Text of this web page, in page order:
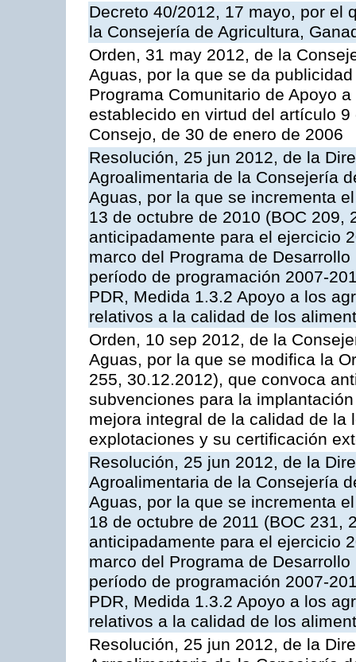
Decreto 40/2012, 17 mayo, por el
la Consejería de Agricultura,
Orden, 31 may 2012, de la
Aguas, por la que se da
Programa Comunitario de Apoyo
establecido en virtud del artículo
Consejo, de 30 de enero de 2006
Resolución, 25 jun 2012, de la
Agroalimentaria de la Consejería
Aguas, por la que se incrementa
13 de octubre de 2010 (BOC 209,
anticipadamente para el ejercicio
marco del Programa de
período de programación 2007-
PDR, Medida 1.3.2 Apoyo a los
relativos a la calidad de los
Orden, 10 sep 2012, de la
Aguas, por la que se modifica la
255, 30.12.2012), que convoca
subvenciones para la
mejora integral de la calidad de
explotaciones y su certificación
Resolución, 25 jun 2012, de la
Agroalimentaria de la Consejería
Aguas, por la que se incrementa
18 de octubre de 2011 (BOC 231,
anticipadamente para el ejercicio
marco del Programa de
período de programación 2007-
PDR, Medida 1.3.2 Apoyo a los
relativos a la calidad de los
Resolución, 25 jun 2012, de la